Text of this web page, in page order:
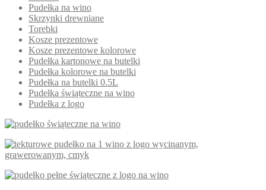
Pudełka na wino
Skrzynki drewniane
Torebki
Kosze prezentowe
Kosze prezentowe kolorowe
Pudełka kartonowe na butelki
Pudełka kolorowe na butelki
Pudełka na butelki 0.5L
Pudełka świąteczne na wino
Pudełka z logo